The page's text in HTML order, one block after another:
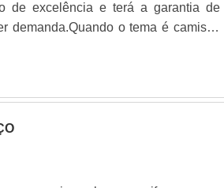
de excelência e terá a garantia de
demanda.Quando o tema é camisas
de pagamento disponíveis.MAIS
de alta qualidade onde são
privilegiada, tudo para garantir
excelência e destaque